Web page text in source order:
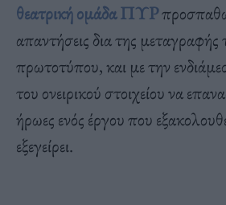
θεατρική ομάδα ΠΥΡ
απαντήσεις δια της μεταγραφής
πρωτοτύπου, και με την
του ονειρικού στοιχείου να
ήρωες ενός έργου που
εξεγείρει.